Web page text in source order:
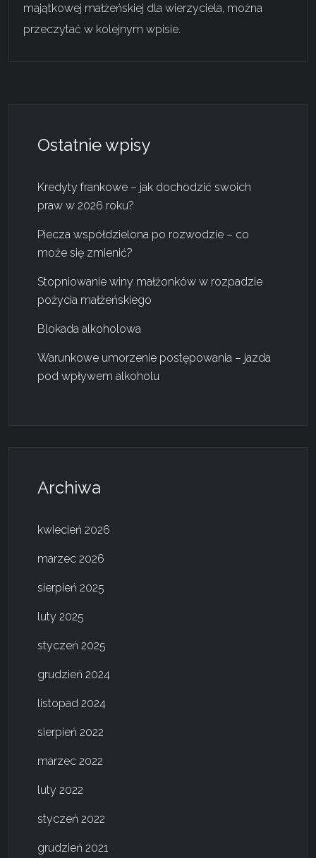
majątkowej małżeńskiej dla wierzyciela, można
przeczytać w kolejnym wpisie.
Ostatnie wpisy
Kredyty frankowe – jak dochodzić swoich
praw w 2026 roku?
Piecza współdzielona po rozwodzie – co
może się zmienić?
Stopniowanie winy małżonków w rozpadzie
pożycia małżeńskiego
Blokada alkoholowa
Warunkowe umorzenie postępowania – jazda
pod wpływem alkoholu
Archiwa
kwiecień 2026
marzec 2026
sierpień 2025
luty 2025
styczeń 2025
grudzień 2024
listopad 2024
sierpień 2022
marzec 2022
luty 2022
styczeń 2022
grudzień 2021